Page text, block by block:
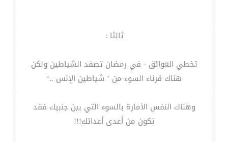
ثالثا :
تخطي العوائق - في رمضان تصفد الشياطين ولكن
هناك قرناء السوء من ’ شياطين الإنس ..‘
وهناك النفس الأمارة بالسوء التي بين جنبيك فقد
تكون من أعدى أعدائك!!!